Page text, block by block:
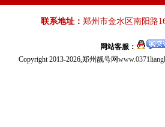
联系地址： 郑州市金水区南阳路
网站客服：
Copyright 2013-2026,郑州靓号网